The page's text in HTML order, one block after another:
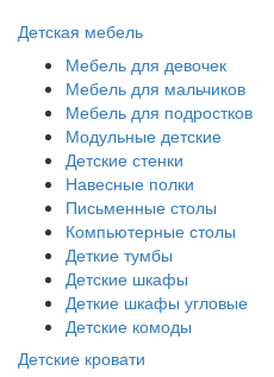
Детская мебель
Мебель для девочек
Мебель для мальчиков
Мебель для подростков
Модульные детские
Детские стенки
Навесные полки
Письменные столы
Компьютерные столы
Деткие тумбы
Детские шкафы
Деткие шкафы угловые
Детские комоды
Детские кровати